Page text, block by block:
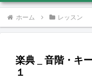
ホーム レッスン
楽典 _ 音階・キ
１